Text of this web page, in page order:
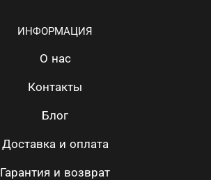
ИНФОРМАЦИЯ
О нас
Контакты
Блог
Доставка и оплата
Гарантия и возврат